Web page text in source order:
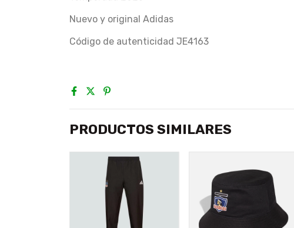
Nuevo y original Adidas
Código de autenticidad JE4163
PRODUCTOS SIMILARES